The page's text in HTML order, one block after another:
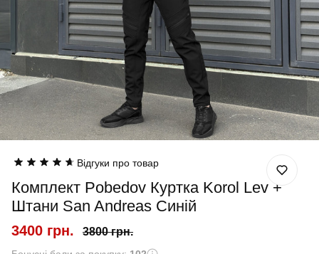
Відгуки про товар
Комплект Pobedov Куртка Korol Lev +
Штани San Andreas Синій
3400 грн. 3800 грн.